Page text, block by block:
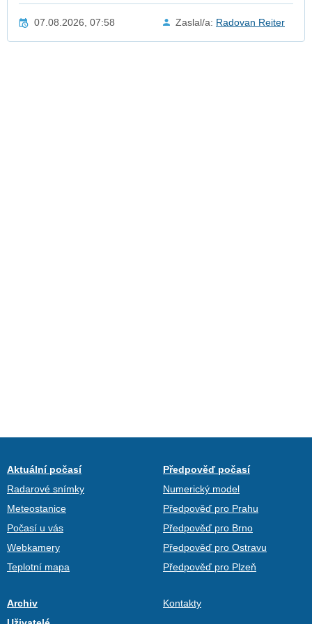
07.08.2026, 07:58 Zaslal/a: Radovan Reiter
Aktuální počasí
Radarové snímky
Meteostanice
Počasí u vás
Webkamery
Teplotní mapa
Předpověď počasí
Numerický model
Předpověď pro Prahu
Předpověď pro Brno
Předpověď pro Ostravu
Předpověď pro Plzeň
Archiv
Kontakty